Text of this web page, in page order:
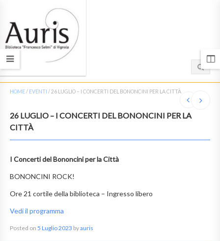
HOME/ EVENTI /26 LUGLIO – I CONCERTI DEL BONONCINI PER LA CITTÀ
26 LUGLIO – I CONCERTI DEL BONONCINI PER LA
CITTÀ
I Concerti del Bononcini per la Città
BONONCINI ROCK!
Ore 21 cortile della biblioteca – Ingresso libero
Vedi il programma
Posted on 5 Luglio 2023 byauris